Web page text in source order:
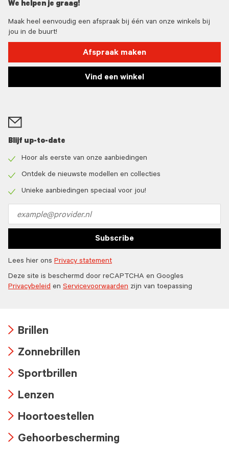
We helpen je graag!
Maak heel eenvoudig een afspraak bij één van onze winkels bij
jou in de buurt!
Afspraak maken
Vind een winkel
Blijf up-to-date
icon
Hoor als eerste van onze aanbiedingen
icon
Ontdek de nieuwste modellen en collecties
Unieke aanbiedingen speciaal voor jou!
address
Subscribe
Lees hier ons Privacy statement
Deze site is beschermd door reCAPTCHA en Googles
Privacybeleid en Servicevoorwaarden zijn van toepassing
icon
Brillen
icon
Zonnebrillen
icon
Sportbrillen
icon
Lenzen
icon
Hoortoestellen
Gehoorbescherming